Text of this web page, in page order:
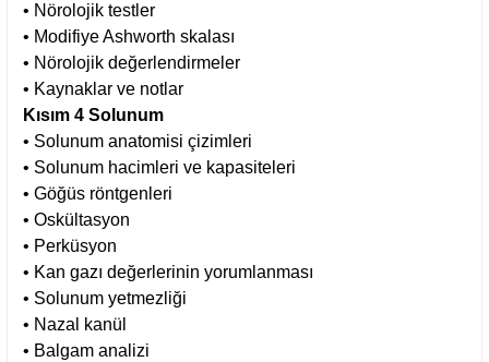
• Nörolojik testler
• Modifiye Ashworth skalası
• Nörolojik değerlendirmeler
• Kaynaklar ve notlar
Kısım 4 Solunum
• Solunum anatomisi çizimleri
• Solunum hacimleri ve kapasiteleri
• Göğüs röntgenleri
• Oskültasyon
• Perküsyon
• Kan gazı değerlerinin yorumlanması
• Solunum yetmezliği
• Nazal kanül
• Balgam analizi